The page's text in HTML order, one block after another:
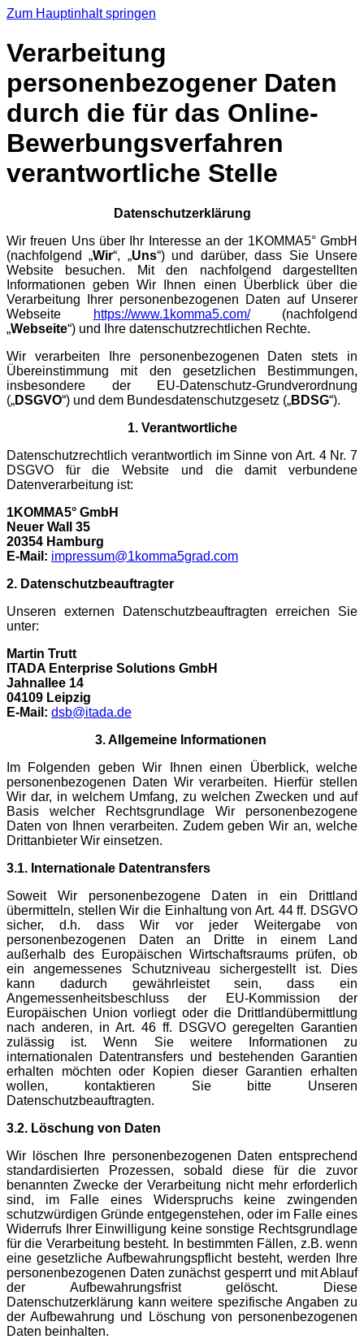
Zum Hauptinhalt springen
Verarbeitung
personenbezogener Daten
durch die für das Online-
Bewerbungsverfahren
verantwortliche Stelle
Datenschutzerklärung
Wir freuen Uns über Ihr Interesse an der 1KOMMA5° GmbH
(nachfolgend „Wir“, „Uns“) und darüber, dass Sie Unsere
Website besuchen. Mit den nachfolgend dargestellten
Informationen geben Wir Ihnen einen Überblick über die
Verarbeitung Ihrer personenbezogenen Daten auf Unserer
Webseite
https://www.1komma5.com/(nachfolgend
„Webseite“) und Ihre datenschutzrechtlichen Rechte.
Wir verarbeiten Ihre personenbezogenen Daten stets in
Übereinstimmung mit den gesetzlichen Bestimmungen,
insbesondere der EU-Datenschutz-Grundverordnung
(„DSGVO“) und dem Bundesdatenschutzgesetz („BDSG“).
1. Verantwortliche
Datenschutzrechtlich verantwortlich im Sinne von Art. 4 Nr. 7
DSGVO für die Website und die damit verbundene
Datenverarbeitung ist:
1KOMMA5° GmbH
Neuer Wall 35
20354 Hamburg
E-Mail: impressum@1komma5grad.com
2. Datenschutzbeauftragter
Unseren externen Datenschutzbeauftragten erreichen Sie
unter:
Martin Trutt
ITADA Enterprise Solutions GmbH
Jahnallee 14
04109 Leipzig
E-Mail: dsb@itada.de
3. Allgemeine Informationen
Im Folgenden geben Wir Ihnen einen Überblick, welche
personenbezogenen Daten Wir verarbeiten. Hierfür stellen
Wir dar, in welchem Umfang, zu welchen Zwecken und auf
Basis welcher Rechtsgrundlage Wir personenbezogene
Daten von Ihnen verarbeiten. Zudem geben Wir an, welche
Drittanbieter Wir einsetzen.
3.1. Internationale Datentransfers
Soweit Wir personenbezogene Daten in ein Drittland
übermitteln, stellen Wir die Einhaltung von Art. 44 ff. DSGVO
sicher, d.h. dass Wir vor jeder Weitergabe von
personenbezogenen Daten an Dritte in einem Land
außerhalb des Europäischen Wirtschaftsraums prüfen, ob
ein angemessenes Schutzniveau sichergestellt ist. Dies
kann dadurch gewährleistet sein, dass ein
Angemessenheitsbeschluss der EU-Kommission der
Europäischen Union vorliegt oder die Drittlandübermittlung
nach anderen, in Art. 46 ff. DSGVO geregelten Garantien
zulässig ist. Wenn Sie weitere Informationen zu
internationalen Datentransfers und bestehenden Garantien
erhalten möchten oder Kopien dieser Garantien erhalten
wollen, kontaktieren Sie bitte Unseren
Datenschutzbeauftragten.
3.2. Löschung von Daten
Wir löschen Ihre personenbezogenen Daten entsprechend
standardisierten Prozessen, sobald diese für die zuvor
benannten Zwecke der Verarbeitung nicht mehr erforderlich
sind, im Falle eines Widerspruchs keine zwingenden
schutzwürdigen Gründe entgegenstehen, oder im Falle eines
Widerrufs Ihrer Einwilligung keine sonstige Rechtsgrundlage
für die Verarbeitung besteht. In bestimmten Fällen, z.B. wenn
eine gesetzliche Aufbewahrungspflicht besteht, werden Ihre
personenbezogenen Daten zunächst gesperrt und mit Ablauf
der Aufbewahrungsfrist gelöscht. Diese
Datenschutzerklärung kann weitere spezifische Angaben zu
der Aufbewahrung und Löschung von personenbezogenen
Daten beinhalten.